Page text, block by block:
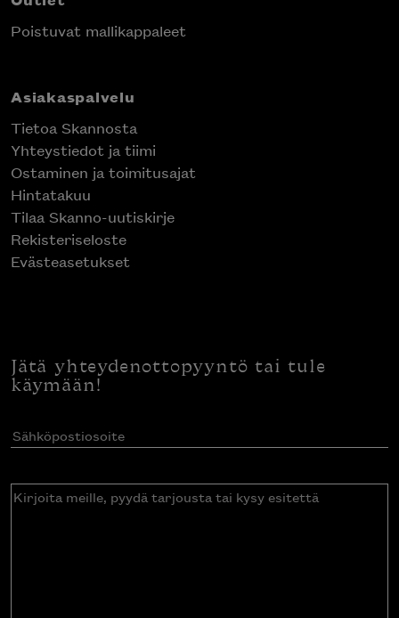
Poistuvat mallikappaleet
Asiakaspalvelu
Tietoa Skannosta
Yhteystiedot ja tiimi
Ostaminen ja toimitusajat
Hintatakuu
Tilaa Skanno-uutiskirje
Rekisteriseloste
Evästeasetukset
Jätä yhteydenottopyyntö tai tule
käymään!
Sähköpostiosoite(Pakollinen)
Kirjoita